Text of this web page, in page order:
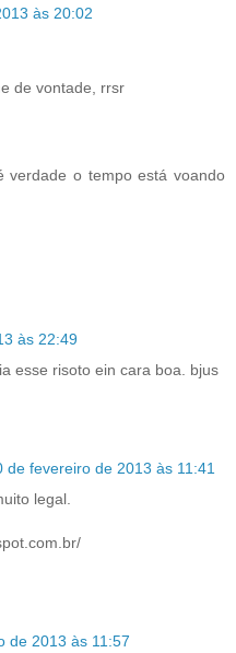
às 20:02
de vontade, rrsr
verdade o tempo está voando
às 22:49
esse risoto ein cara boa. bjus
de fevereiro de 2013 às 11:41
legal.
de 2013 às 11:57